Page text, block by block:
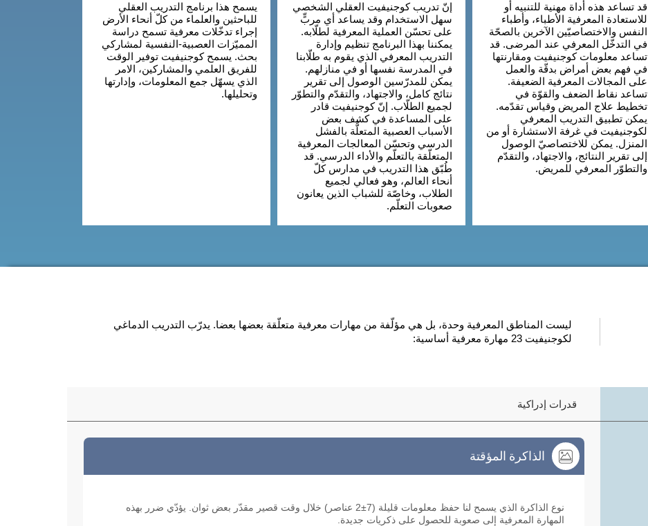
قد تساعد هذه أداة مهنية للتنبيه أو
للاستعادة المعرفية الأطباء، وأطباء
النفس والاختصاصيّين الآخرين بالصحّة
في التدخّل المعرفي عند المرضى. قد
تساعد معلومات كوجنيفيت ومقارنتها
في فهم بعض أمراض بدقّة والعمل
على المجالات المعرفية الضعيفة.
تساعد نقاط الضعف والقوّة في
تخطيط علاج المريض وقياس تقدّمه.
يمكن تطبيق التدريب المعرفي
لكوجنيفيت في غرفة الاستشارة أو من
المنزل. يمكن للاختصاصيّ الوصول
إلى تقرير النتائج، والاجتهاد، والتقدّم
والتطوّر المعرفي للمريض.
إنّ تدريب كوجنيفيت العقلي الشخصي
سهل الاستخدام وقد يساعد أي مربٍّ
على تحسّن العملية المعرفية لطلّابه.
يمكننا بهذا البرنامج تنظيم وإدارة
التدريب المعرفي الذي يقوم به طلّابنا
في المدرسة نفسها أو في منازلهم.
يمكن للمدرّسين الوصول إلى تقرير
نتائج كامل، والاجتهاد، والتقدّم والتطوّر
لجميع الطلّاب. إنّ كوجنيفيت قادر
على المساعدة في كشف بعض
الأسباب العصبية المتعلٌّة بالفشل
الدرسي وتحسّن المعالجات المعرفية
المتعلّقة بالتعلّم والأداء الدرسي. قد
طُبّق هذا التدريب في مدارس كلّ
أنحاء العالم، وهو فعالي لجميع
الطلاب، وخاصّة للشباب الذين يعانون
صعوبات التعلّم.
يسمح هذا برنامج التدريب العقلي
للباحثين والعلماء من كلّ أنحاء الأرض
إجراء تدخّلات معرفية تسمح دراسة
المميّزات العصبية-النفسية لمشاركي
بحث. يسمح كوجنيفيت توفير الوقت
للفريق العلمي والمشاركين، الامر
الذي يسهّل جمع المعلومات، وإدارتها
وتحليلها.
ليست المناطق المعرفية وحدة، بل هي مؤلّفة من مهارات معرفية متعلّقة بعضها بعضا. يدرّب التدريب الدماغي
لكوجنيفيت 23 مهارة معرفية أساسية:
قدرات إدراكية
الذاكرة المؤقتة
نوع الذاكرة الذي يسمح لنا حفظ معلومات قليلة (7±2 عناصر) خلال وقت قصير مقدّر بعض ثوان. يؤدّي ضرر بهذه
المهارة المعرفية إلى صعوبة للحصول على ذكريات جديدة.